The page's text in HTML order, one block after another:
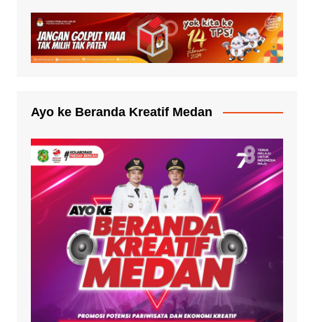
Ayo ke Beranda Kreatif Medan